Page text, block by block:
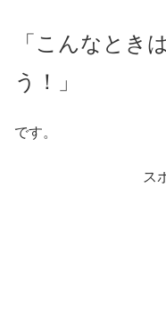
「こんなとき
う！」
です。
ス